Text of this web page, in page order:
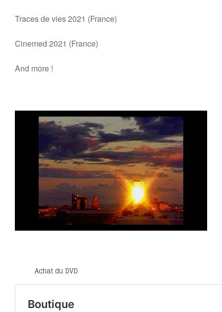
Traces de vies 2021 (France)
Cinemed 2021 (France)
And more !
Achat du DVD